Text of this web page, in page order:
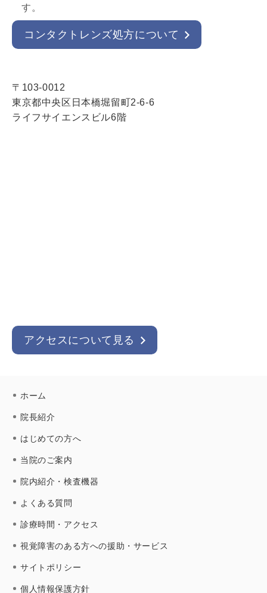
す。
コンタクトレンズ処方について
〒103-0012
東京都中央区日本橋堀留町2-6-6
ライフサイエンスビル6階
アクセスについて見る
ホーム
院長紹介
はじめての方へ
当院のご案内
院内紹介・検査機器
よくある質問
診療時間・アクセス
視覚障害のある方への援助・サービス
サイトポリシー
個人情報保護方針